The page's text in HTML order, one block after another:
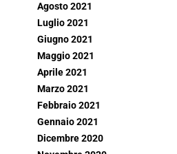
Agosto 2021
Luglio 2021
Giugno 2021
Maggio 2021
Aprile 2021
Marzo 2021
Febbraio 2021
Gennaio 2021
Dicembre 2020